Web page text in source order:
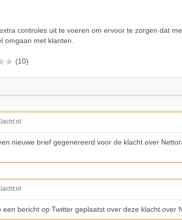
controles uit te voeren om ervoor te zorgen dat
omgaan met klanten.
(10)
nieuwe brief gegenereerd voor de klacht over
een bericht op Twitter geplaatst over deze klacht over